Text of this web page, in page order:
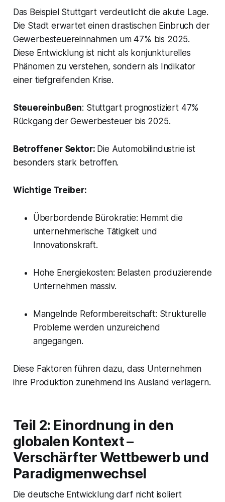
Das Beispiel Stuttgart verdeutlicht die akute Lage.
Die Stadt erwartet einen drastischen Einbruch der
Gewerbesteuereinnahmen um 47% bis 2025.
Diese Entwicklung ist nicht als konjunkturelles
Phänomen zu verstehen, sondern als Indikator
einer tiefgreifenden Krise.
Steuereinbußen: Stuttgart prognostiziert 47%
Rückgang der Gewerbesteuer bis 2025.
Betroffener Sektor: Die Automobilindustrie ist
besonders stark betroffen.
Wichtige Treiber:
Überbordende Bürokratie: Hemmt die
unternehmerische Tätigkeit und
Innovationskraft.
Hohe Energiekosten: Belasten produzierende
Unternehmen massiv.
Mangelnde Reformbereitschaft: Strukturelle
Probleme werden unzureichend
angegangen.
Diese Faktoren führen dazu, dass Unternehmen
ihre Produktion zunehmend ins Ausland verlagern.
Teil 2: Einordnung in den
globalen Kontext –
Verschärfter Wettbewerb und
Paradigmenwechsel
Die deutsche Entwicklung darf nicht isoliert